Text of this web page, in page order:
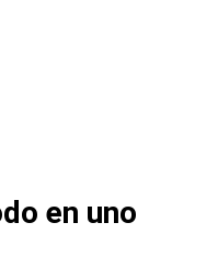
en uno